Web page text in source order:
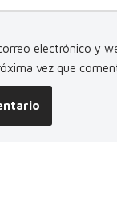
electrónico y
vez que